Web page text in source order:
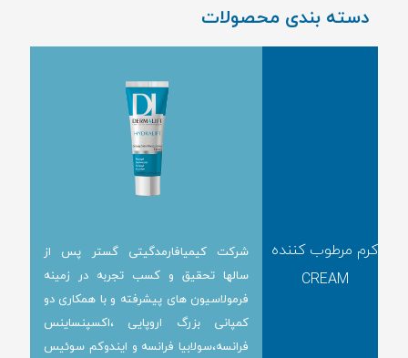
دسته بندی محصولات
کرم مرطوب کننده
CREAM
شرکت کیمیافارمدگیتی گستر پس از
سالها تحقیق و کسب تجربه در زمینه
فرمولاسیون های پیشرفته و با همکاری دو
کمپانی بزرگ اروپایی ،اکسپنساینس
فرانسه،سولابیا فرانسه و ایندوکم سوئیس